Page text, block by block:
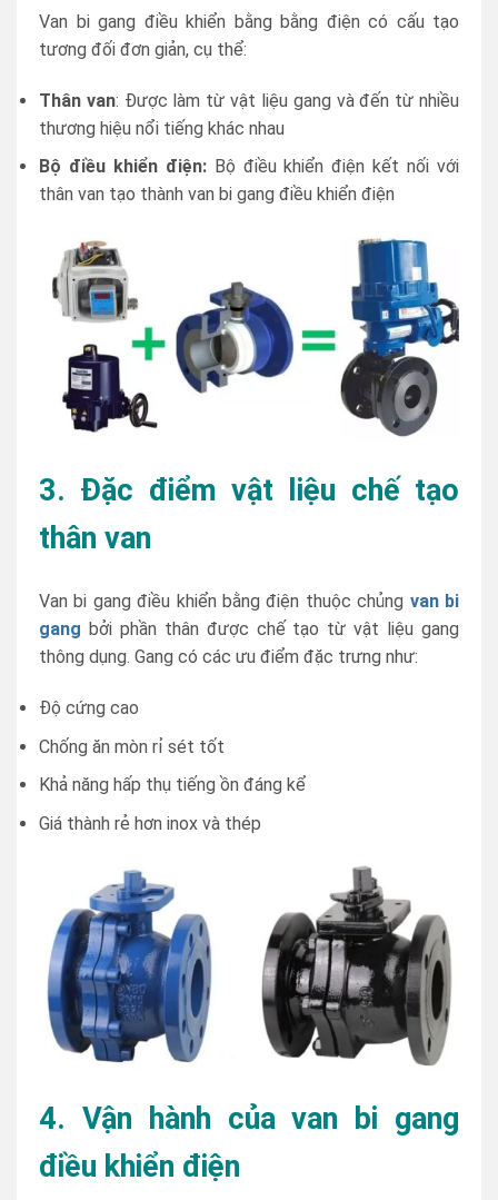
Van bi gang điều khiển bằng bằng điện có cấu tạo
tương đối đơn giản, cụ thể:
Thân van: Được làm từ vật liệu gang và đến từ nhiều
thương hiệu nổi tiếng khác nhau
Bộ điều khiển điện:Bộ điều khiển điện kết nối với
thân van tạo thành van bi gang điều khiển điện
3. Đặc điểm vật liệu chế tạo
thân van
Van bi gang điều khiển bằng điện thuộc chủng van bi
gang bởi phần thân được chế tạo từ vật liệu gang
thông dụng. Gang có các ưu điểm đặc trưng như:
Độ cứng cao
Chống ăn mòn rỉ sét tốt
Khả năng hấp thụ tiếng ồn đáng kể
Giá thành rẻ hơn inox và thép
4. Vận hành của van bi gang
điều khiển điện